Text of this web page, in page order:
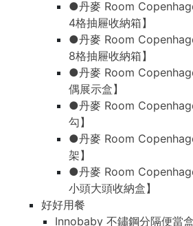
●丹麥 Room
4格抽屜收納箱】
●丹麥 Room
8格抽屜收納箱】
●丹麥 Room
偶展示盒】
●丹麥 Room
勾】
●丹麥 Room
架】
●丹麥 Room
小頭大頭收納盒】
好好用餐
Innobaby 不鏽鋼分隔便當盒